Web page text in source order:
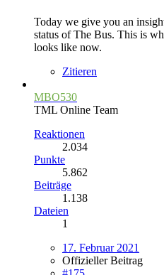
Today we give you an
status of The Bus. This is
looks like now.
Zitieren
MBO530
TML Online Team
Reaktionen
2.034
Punkte
5.862
Beiträge
1.138
Dateien
1
17. Februar 2021
Offizieller Beitrag